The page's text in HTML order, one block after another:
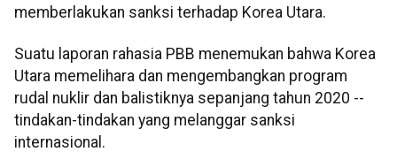
memberlakukan sanksi terhadap Korea Utara.
Suatu laporan rahasia PBB menemukan bahwa Korea
Utara memelihara dan mengembangkan program
rudal nuklir dan balistiknya sepanjang tahun 2020 --
tindakan-tindakan yang melanggar sanksi
internasional.